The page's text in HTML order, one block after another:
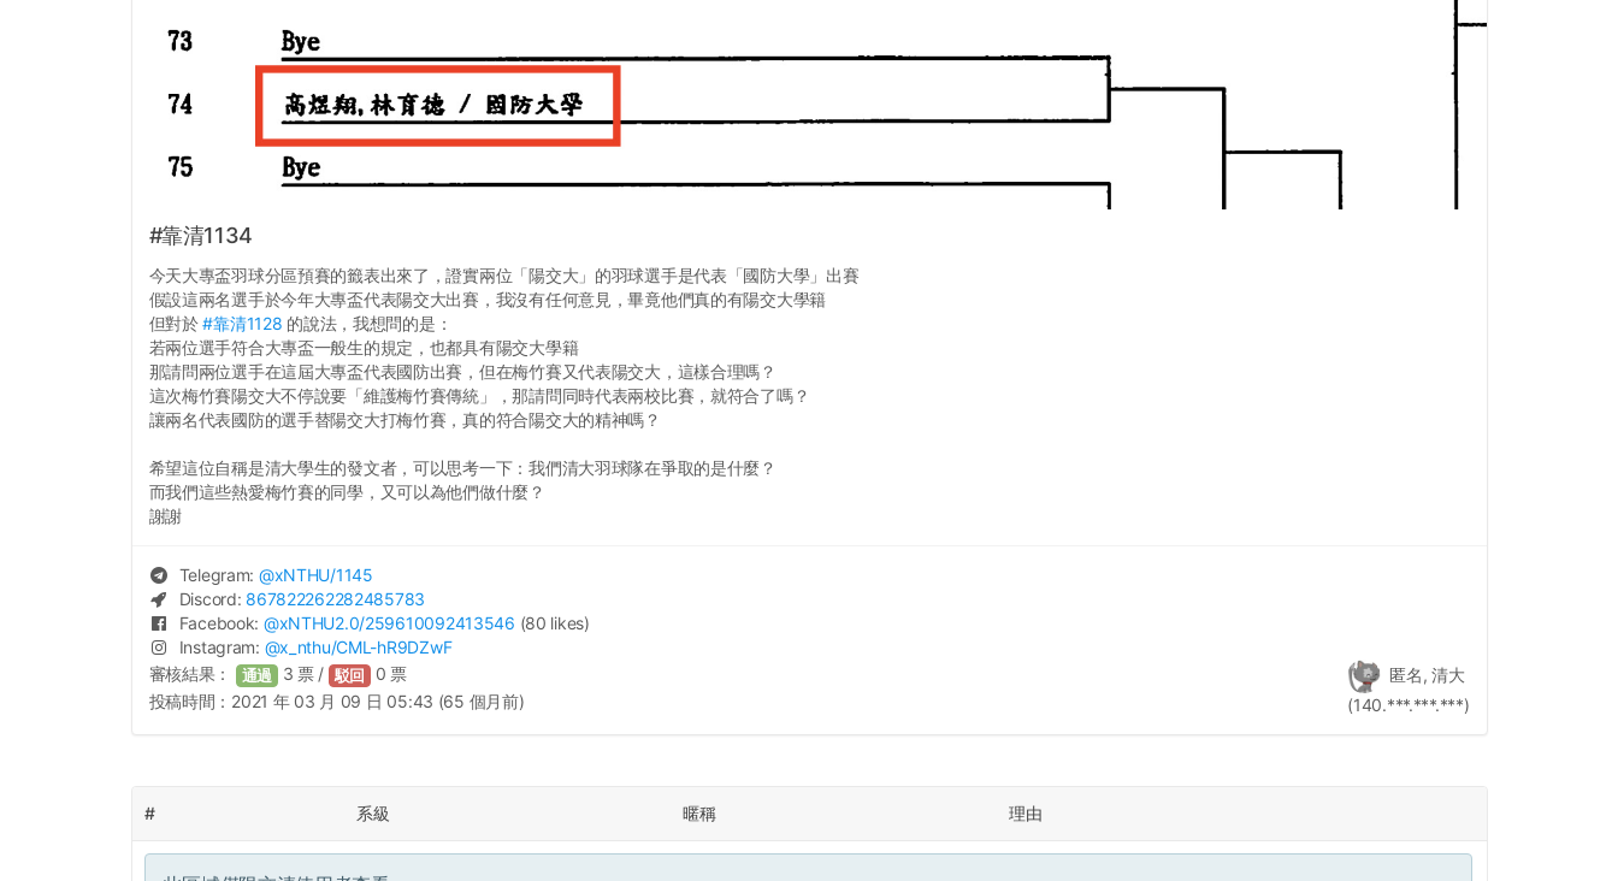
#靠清1134
今天大專盃羽球分區預賽的籤表出來了，證實兩位「陽交大」的羽球選手是代表「國防大學」出賽
假設這兩名選手於今年大專盃代表陽交大出賽，我沒有任何意見，畢竟他們真的有陽交大學籍
但對於#靠清1128 的說法，我想問的是：
若兩位選手符合大專盃一般生的規定，也都具有陽交大學籍
那請問兩位選手在這屆大專盃代表國防出賽，但在梅竹賽又代表陽交大，這樣合理嗎？
這次梅竹賽陽交大不停說要「維護梅竹賽傳統」，那請問同時代表兩校比賽，就符合了嗎？
讓兩名代表國防的選手替陽交大打梅竹賽，真的符合陽交大的精神嗎？
希望這位自稱是清大學生的發文者，可以思考一下：我們清大羽球隊在爭取的是什麼？
而我們這些熱愛梅竹賽的同學，又可以為他們做什麼？
謝謝
Telegram: @xNTHU/1145
Discord: 867822262282485783
Facebook: @xNTHU2.0/259610092413546 (80 likes)
Instagram: @x_nthu/CML-hR9DZwF
匿名, 清大
(140.***.***.***)
審核結果： 通過 3 票 / 駁回 0 票
投稿時間： 2021 年 03 月 09 日 05:43 (65 個月前)
# 系級 暱稱 理由